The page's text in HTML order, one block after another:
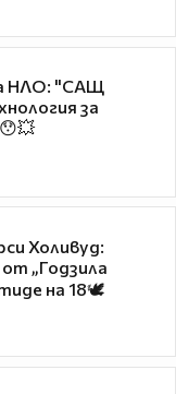
НЛО: "САЩ
за
Холивуд:
„Годзила
на 18🕊️